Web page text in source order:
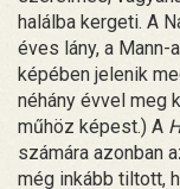
halálba kergeti. A
éves lány, a
képében jelenik
néhány évvel meg
műhöz képest.) A
számára azonban
még inkább tiltott,